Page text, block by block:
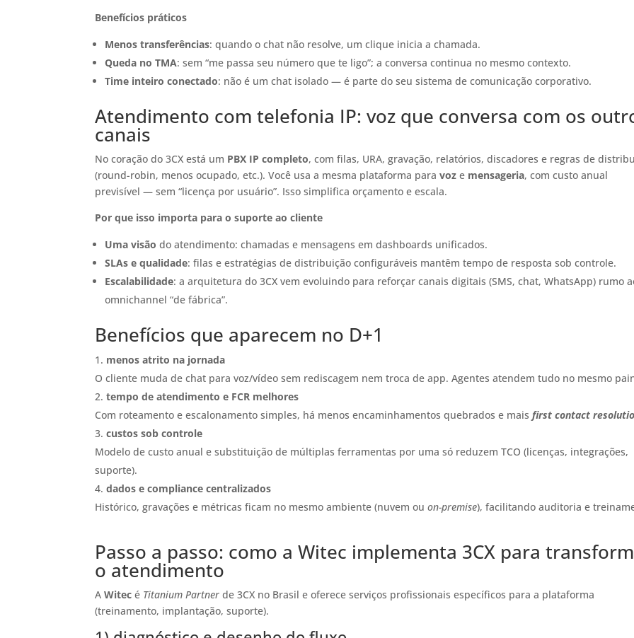
Benefícios práticos
Menos transferências: quando o chat não resolve, um clique inicia a chamada.
Queda no TMA: sem “me passa seu número que te ligo”; a conversa continua no mesmo contexto.
Time inteiro conectado: não é um chat isolado — é parte do seu sistema de comunicação corporativo.
Atendimento com telefonia IP: voz que conversa com os
canais
No coração do 3CX está um PBX IP completo, com filas, URA, gravação, relatórios, discadores e regras de
(round-robin, menos ocupado, etc.). Você usa a mesma plataforma paravoz e mensageria, com custo anual
previsível — sem “licença por usuário”. Isso simplifica orçamento e escala.
Por que isso importa para o suporte ao cliente
Uma visão do atendimento: chamadas e mensagens em dashboards unificados.
SLAs e qualidade: filas e estratégias de distribuição configuráveis mantêm tempo de resposta sob controle.
Escalabilidade: a arquitetura do 3CX vem evoluindo para reforçar canais digitais (SMS, chat, WhatsApp) rumo
omnichannel “de fábrica”.
Benefícios que aparecem no D+1
menos atrito na jornada
O cliente muda de chat para voz/vídeo sem rediscagem nem troca de app. Agentes atendem tudo no mesmo
tempo de atendimento e FCR melhores
Com roteamento e escalonamento simples, há menos encaminhamentos quebrados e maisfirst contact
custos sob controle
Modelo de custo anual e substituição de múltiplas ferramentas por uma só reduzem TCO (licenças, integrações,
suporte).
dados e compliance centralizados
Histórico, gravações e métricas ficam no mesmo ambiente (nuvem ouon-premise), facilitando auditoria e
Passo a passo: como a Witec implementa 3CX para
o atendimento
AWitec é Titanium Partner de 3CX no Brasil e oferece serviços profissionais específicos para a plataforma
(treinamento, implantação, suporte).